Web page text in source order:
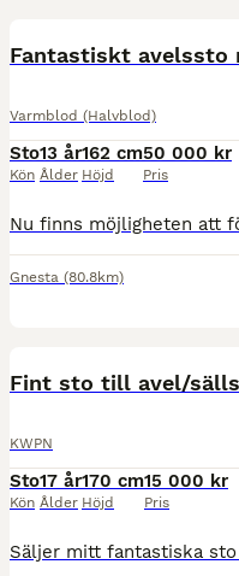
Fantastiskt avelssto
Varmblod (Halvblod)
Sto
Kön
13 år
Ålder
162 cm
Höjd
50 000 kr
Pris
Gnesta (80.8km)
Fint sto till avel/
KWPN
Sto
Kön
17 år
Ålder
170 cm
Höjd
15 000 kr
Pris